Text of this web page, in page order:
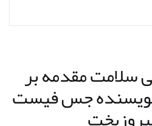
سلامت مقدمه بر
نویسنده جس فیست